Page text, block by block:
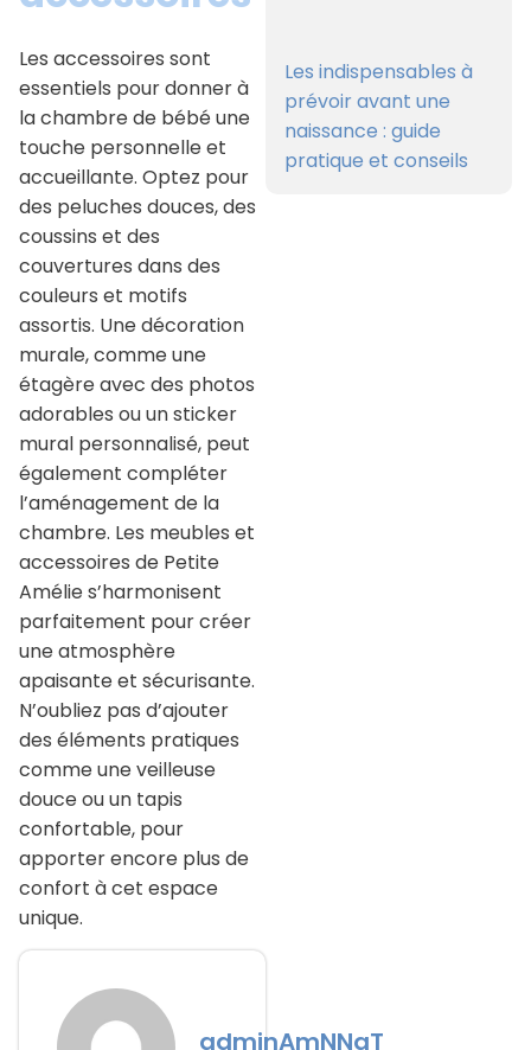
Les accessoires sont
essentiels pour donner à
la chambre de bébé une
touche personnelle et
accueillante. Optez pour
des peluches douces, des
coussins et des
couvertures dans des
couleurs et motifs
assortis. Une décoration
murale, comme une
étagère avec des photos
adorables ou un sticker
mural personnalisé, peut
également compléter
l’aménagement de la
chambre. Les meubles et
accessoires de Petite
Amélie s’harmonisent
parfaitement pour créer
une atmosphère
apaisante et sécurisante.
N’oubliez pas d’ajouter
des éléments pratiques
comme une veilleuse
douce ou un tapis
confortable, pour
apporter encore plus de
confort à cet espace
unique.
adminAmNNaT
Les indispensables à
prévoir avant une
naissance : guide
pratique et conseils